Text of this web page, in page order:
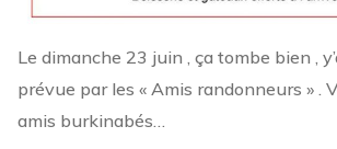
Le dimanche 23 juin , ça tombe bien ,
prévue par les « Amis randonneurs » .
amis burkinabés…